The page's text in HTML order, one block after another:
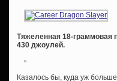
Тяжеленная 18-граммовая
430 джоулей.
Казалось бы, куда уж